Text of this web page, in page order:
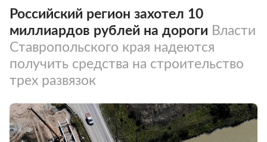
Российский регион захотел 10
миллиардов рублей на дороги Власти
Ставропольского края надеются
получить средства на строительство
трех развязок